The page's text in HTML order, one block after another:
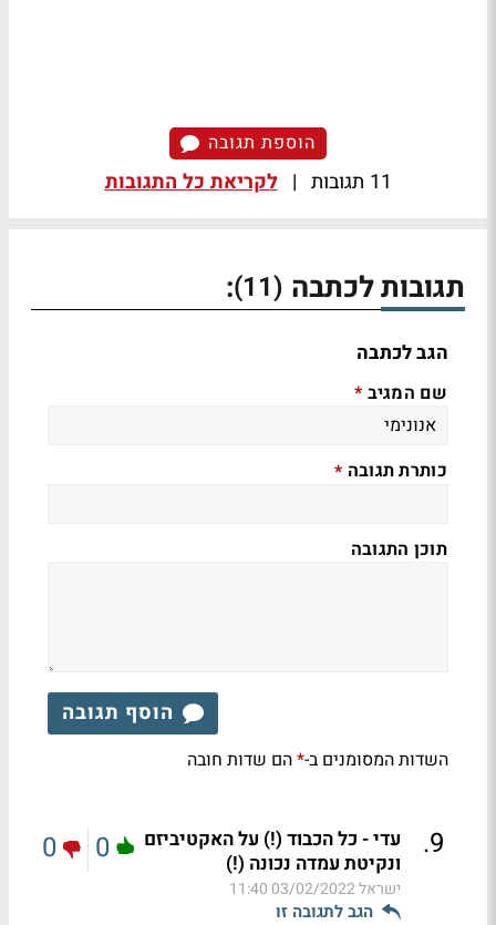
הוספת תגובה
11 תגובות | לקריאת כל התגובות
תגובות לכתבה (11)
:
הגב לכתבה
שם המגיב *
כותרת תגובה *
תוכן התגובה
הוסף תגובה
השדות המסומנים ב-*הם שדות חובה
9
.
עדי - כל הכבוד (!) על האקטיביזם
ונקיטת עמדה נכונה (!)
ישראל03/02/2022 11:40
הגב לתגובה זו
0
0